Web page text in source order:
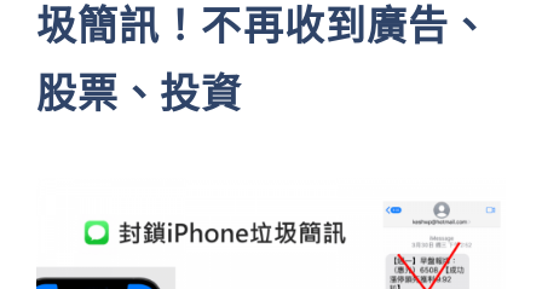
圾簡訊！不再收到廣告、
股票、投資